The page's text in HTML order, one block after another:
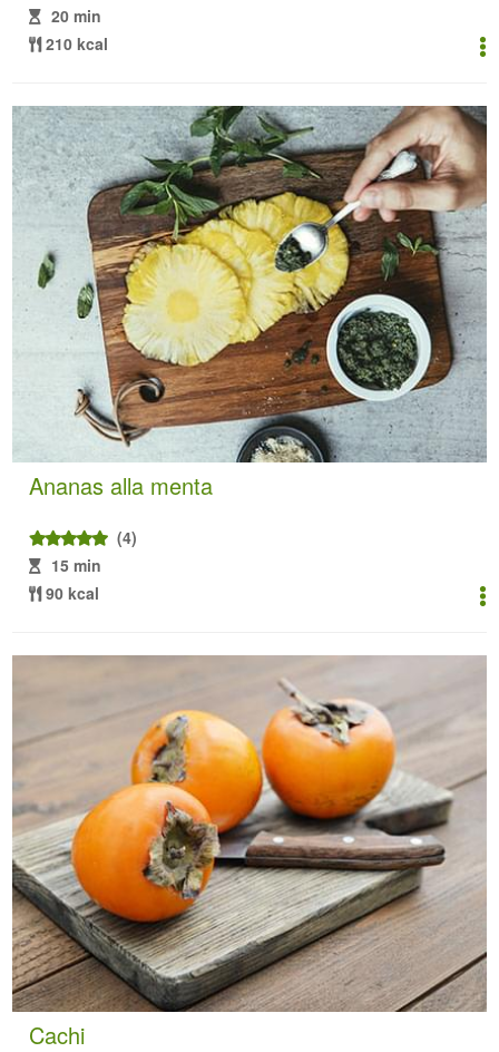
20 min
210 kcal
Ananas alla menta
(4)
15 min
90 kcal
Cachi